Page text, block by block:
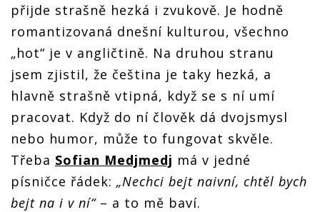
přijde strašně hezká i zvukově. Je hodně
romantizovaná dnešní kulturou, všechno
„hot“ je v angličtině. Na druhou stranu
jsem zjistil, že čeština je taky hezká, a
hlavně strašně vtipná, když se s ní umí
pracovat. Když do ní člověk dá dvojsmysl
nebo humor, může to fungovat skvěle.
Třeba Sofian Medjmedj má v jedné
písničce řádek: „Nechci bejt naivní, chtěl bych
bejt na i v ní“ – a to mě baví.